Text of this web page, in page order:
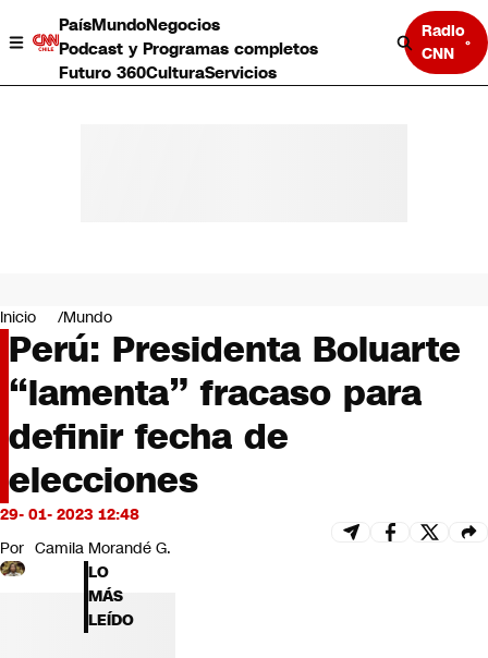
PaísMundoNegocios
Podcast y Programas completos
Futuro 360CulturaServicios
Radio
CNN
Negocios
Deportes
Programas completos
Cultura
Servicios
Bits
CNN tiempo
Futuro 360
Inicio Mundo
Perú: Presidenta Boluarte
“lamenta” fracaso para
definir fecha de
elecciones
29- 01- 2023 12:48
Por Camila Morandé G.
LO
MÁS
LEÍDO